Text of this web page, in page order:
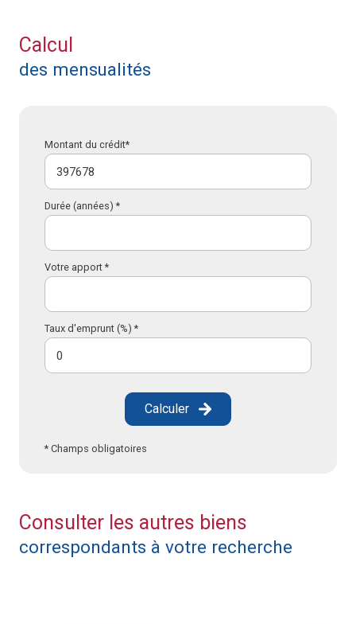
Calcul
des mensualités
Montant du crédit*
Durée (années) *
Votre apport *
Taux d'emprunt (%) *
Calculer
* Champs obligatoires
Consulter les autres biens
correspondants à votre recherche